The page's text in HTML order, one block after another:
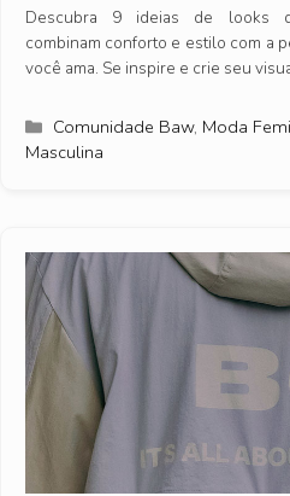
Descubra 9 ideias de looks
combinam conforto e estilo com a
você ama. Se inspire e crie seu
Categorias
Comunidade Baw, Moda
Masculina